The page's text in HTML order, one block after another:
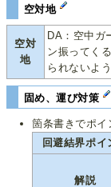
空対地
空対
地
DA：空中ガ
ン振ってく
られないよう
固め、運び対策
箇条書きでポイ
回避結界ポイ
解説